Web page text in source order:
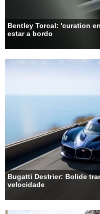
Bentley Torcal: 'curation
estar a bordo
Bugatti Destrier: Bolide
velocidade